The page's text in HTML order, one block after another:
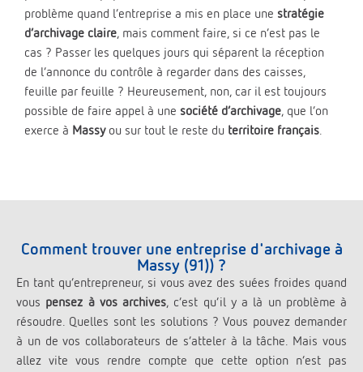
problème quand l’entreprise a mis en place une stratégie
d’archivage claire, mais comment faire, si ce n’est pas le
cas ? Passer les quelques jours qui séparent la réception
de l’annonce du contrôle à regarder dans des caisses,
feuille par feuille ? Heureusement, non, car il est toujours
possible de faire appel à une société d’archivage, que l’on
exerce à Massyou sur tout le reste du territoire français
Comment trouver une entreprise d'archivage à
Massy (91)) ?
En tant qu’entrepreneur, si vous avez des suées froides quand
vous pensez à vos archives, c’est qu’il y a là un problème à
résoudre. Quelles sont les solutions ? Vous pouvez demander
à un de vos collaborateurs de s’atteler à la tâche. Mais vous
allez vite vous rendre compte que cette option n’est pas